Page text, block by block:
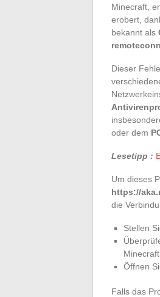
Minecraft,
erobert,
bekannt als
Dieser
oder dem
Lesetipp :
Um dieses
https://
die
Stellen
Öffnen
Falls das